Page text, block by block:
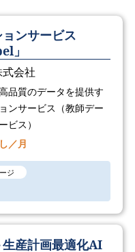
ンサービス
」
会社
品質のデータを提供す
ンサービス（教師デー
ビス）
／月
ジ
産計画最適化AI